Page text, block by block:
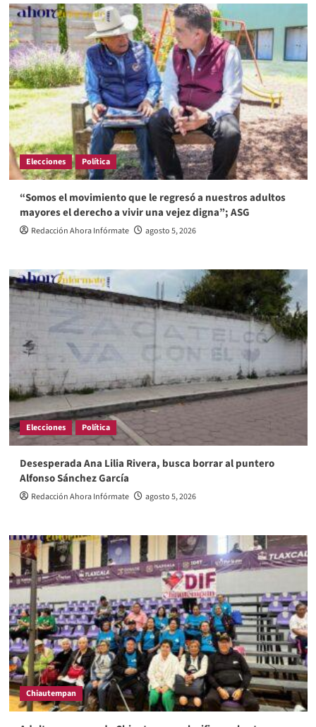
Elecciones Política
“Somos el movimiento que le regresó a nuestros adultos
mayores el derecho a vivir una vejez digna”; ASG
Redacción Ahora Infórmate agosto 5, 2026
Elecciones Política
Desesperada Ana Lilia Rivera, busca borrar al puntero
Alfonso Sánchez García
Redacción Ahora Infórmate agosto 5, 2026
Chiautempan